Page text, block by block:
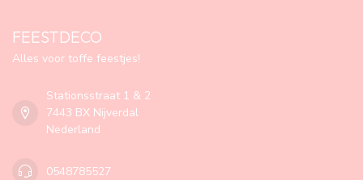
FEESTDECO
Alles voor toffe feestjes!
Stationsstraat 1 & 2
7443 BX Nijverdal
Nederland
0548785527